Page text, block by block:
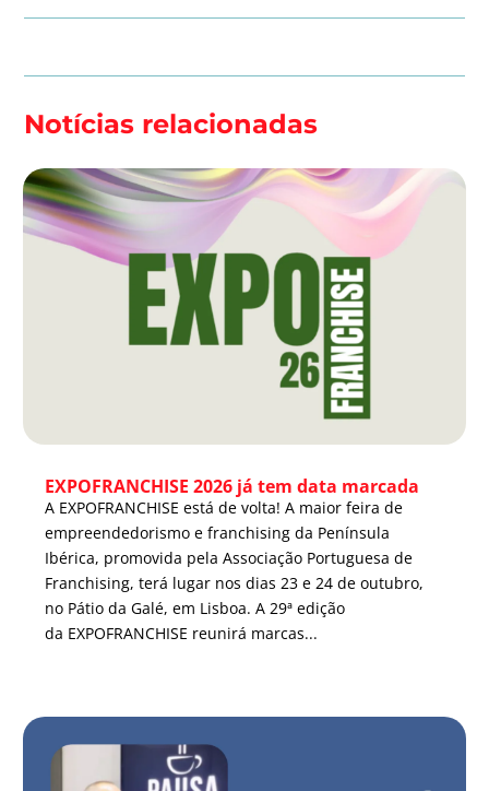
Notícias relacionadas
EXPOFRANCHISE 2026 já tem data marcada
A EXPOFRANCHISE está de volta! A maior feira de
empreendedorismo e franchising da Península
Ibérica, promovida pela Associação Portuguesa de
Franchising, terá lugar nos dias 23 e 24 de outubro,
no Pátio da Galé, em Lisboa. A 29ª edição
da EXPOFRANCHISE reunirá marcas...